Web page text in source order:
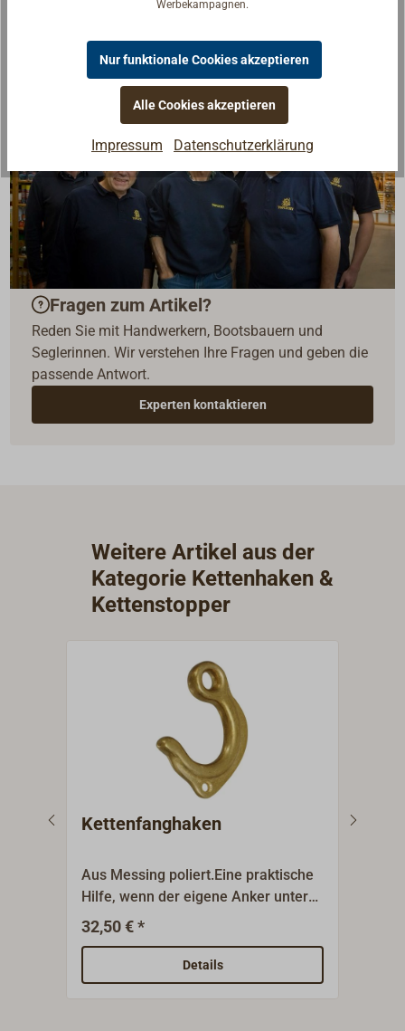
Fragen zum Artikel?
Reden Sie mit Handwerkern, Bootsbauern und
Seglerinnen. Wir verstehen Ihre Fragen und geben die
passende Antwort.
Experten kontaktieren
Weitere Artikel aus der
Kategorie Kettenhaken &
Kettenstopper
Kettenfanghaken
Aus Messing poliert.Eine praktische
Hilfe, wenn der eigene Anker unter
einer fremden Kette oder Trosse
verhakt ist.Länge 120 mm.
32,50 € *
Details
Werbekampagnen.
Nur funktionale Cookies akzeptieren
Alle Cookies akzeptieren
Impressum Datenschutzerklärung